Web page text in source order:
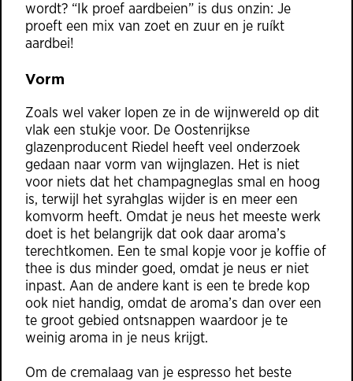
wordt? “Ik proef aardbeien” is dus onzin: Je
proeft een mix van zoet en zuur en je ruíkt
aardbei!
Vorm
Zoals wel vaker lopen ze in de wijnwereld op dit
vlak een stukje voor. De Oostenrijkse
glazenproducent Riedel heeft veel onderzoek
gedaan naar vorm van wijnglazen. Het is niet
voor niets dat het champagneglas smal en hoog
is, terwijl het syrahglas wijder is en meer een
komvorm heeft. Omdat je neus het meeste werk
doet is het belangrijk dat ook daar aroma’s
terechtkomen. Een te smal kopje voor je koffie of
thee is dus minder goed, omdat je neus er niet
inpast. Aan de andere kant is een te brede kop
ook niet handig, omdat de aroma’s dan over een
te groot gebied ontsnappen waardoor je te
weinig aroma in je neus krijgt.
Om de cremalaag van je espresso het beste